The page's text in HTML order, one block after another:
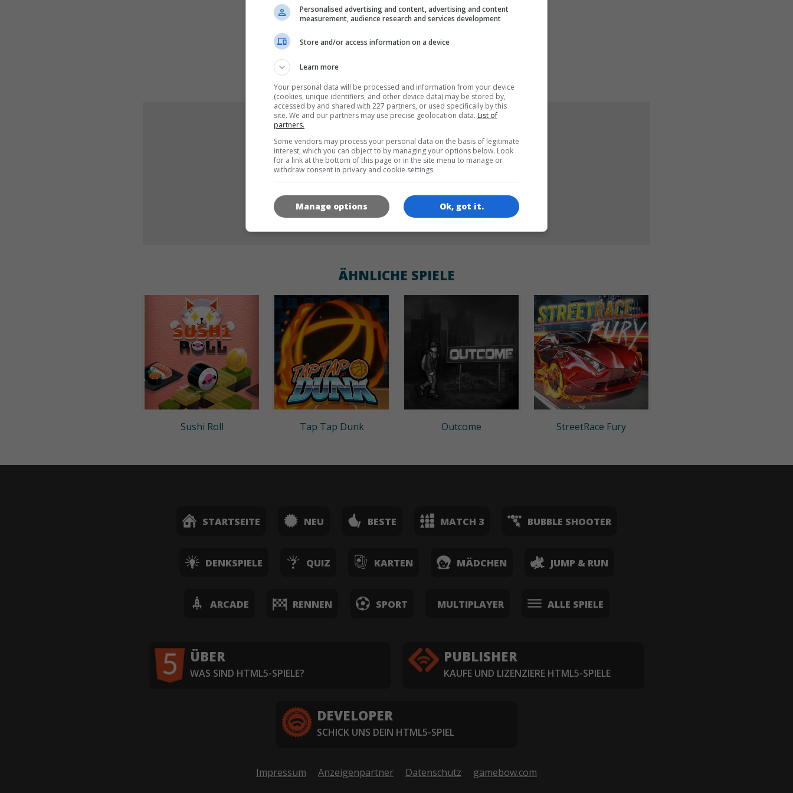
SPRACHEN
SPIEL-ICONS
ÄHNLICHE SPIELE
Sushi Roll Tap Tap Dunk Outcome StreetRace Fury
STARTSEITE NEU BESTE MATCH 3 BUBBLE SHOOTER
DENKSPIELE QUIZ KARTEN MÄDCHEN JUMP & RUN
ARCADE RENNEN SPORT MULTIPLAYER ALLE SPIELE
ÜBER
WAS SIND HTML5-SPIELE?
PUBLISHER
KAUFE UND LIZENZIERE HTML5-SPIELE
DEVELOPER
SCHICK UNS DEIN HTML5-SPIEL
Impressum Anzeigenpartner Datenschutz
gamebow.com
Personalised advertising and content, advertising and content
measurement, audience research and services development
Store and/or access information on a device
Learn more
Your personal data will be processed and information from your device
(cookies, unique identifiers, and other device data) may be stored by,
accessed by and shared with 227 partners, or used specifically by this
site. We and our partners may use precise geolocation data. List of
partners.
Some vendors may process your personal data on the basis of legitimate
interest, which you can object to by managing your options below. Look
for a link at the bottom of this page or in the site menu to manage or
withdraw consent in privacy and cookie settings.
Ok, got it.
Manage options